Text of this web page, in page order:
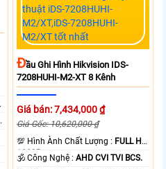
ĐẦu Ghi Hình Hikvision IDS-
7208HUHI-M2-XT 8 Kênh
Giá bán: 7,434,000 ₫
Giá Gốc: 10,620,000 ₫
💯 Hình Ành Chất Lượng : FULL HD
1080P .
🕉️ Công Nghệ :AHD CVI TVI BCS.